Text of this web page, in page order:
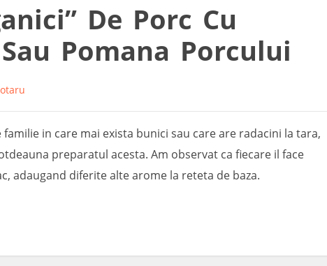
De Porc Cu
Pomana Porcului
familie in care mai exista bunici sau care are radacini la tara,
preparatul acesta. Am observat ca fiecare il face
adaugand diferite alte arome la reteta de baza.